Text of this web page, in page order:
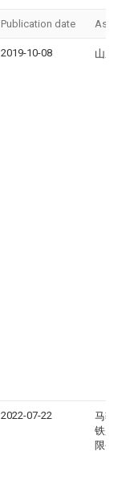
Publication date
2019-10-08 山东
2022-07-22
马鞍
铁股
限公